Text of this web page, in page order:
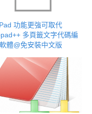
功能更強可取代
多頁籤文字代碼編
體@免安裝中文版